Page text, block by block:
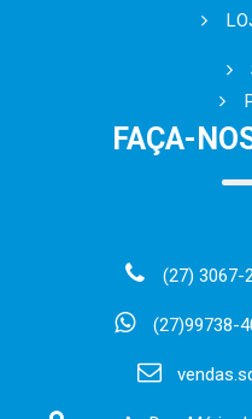
FAÇA-
(27) 3067-
(27)99738-